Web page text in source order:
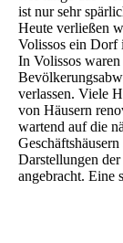
ist nur sehr
Heute verließen
Volissos ein Dorf
In Volissos
verlassen. Viele
von Häusern
wartend auf die
Darstellungen
angebracht. Eine